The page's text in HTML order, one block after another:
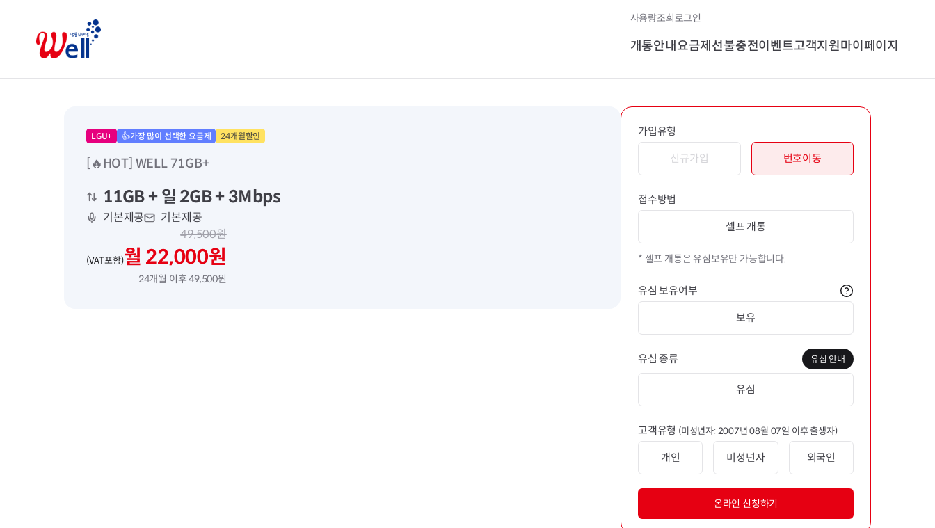
사용량조회로그인
개통안내 요금제 선불충전이벤트고객지원마이페이지
LGU+ 👍가장 많이 선택한 요금제 24개월할인
[🔥HOT] WELL 71GB+
11GB + 일 2GB+ 3Mbps
기본제공
기본제공
49,500원
월 22,000원
(VAT포함)
24개월 이후 49,500원
가입유형
신규가입 번호이동
접수방법
셀프 개통
* 셀프 개통은 유심보유만 가능합니다.
유심 보유여부
보유
유심 종류 유심 안내
유심
고객유형 (미성년자: 2007년 08월 07일 이후 출생자)
개인 미성년자 외국인
온라인 신청하기